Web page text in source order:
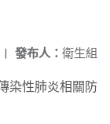
發布人： 衛生組
|
染性肺炎相關防